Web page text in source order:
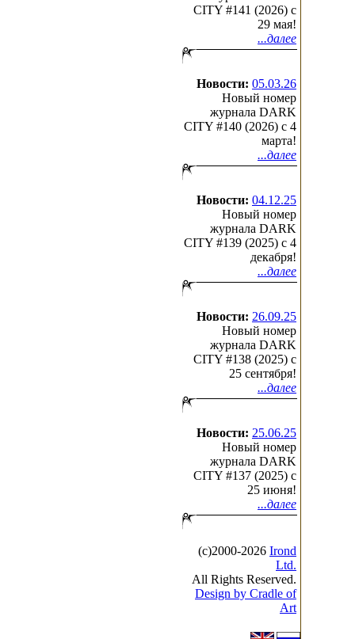
CITY #141 (2026) c
29 мая!
...далее
Новости: 05.03.26
Новый номер
журнала DARK
CITY #140 (2026) c 4
марта!
...далее
Новости: 04.12.25
Новый номер
журнала DARK
CITY #139 (2025) c 4
декабря!
...далее
Новости: 26.09.25
Новый номер
журнала DARK
CITY #138 (2025) c
25 сентября!
...далее
Новости: 25.06.25
Новый номер
журнала DARK
CITY #137 (2025) c
25 июня!
...далее
(с)2000-2026 Irond
Ltd.
All Rights Reserved.
Design by Cradle of
Art